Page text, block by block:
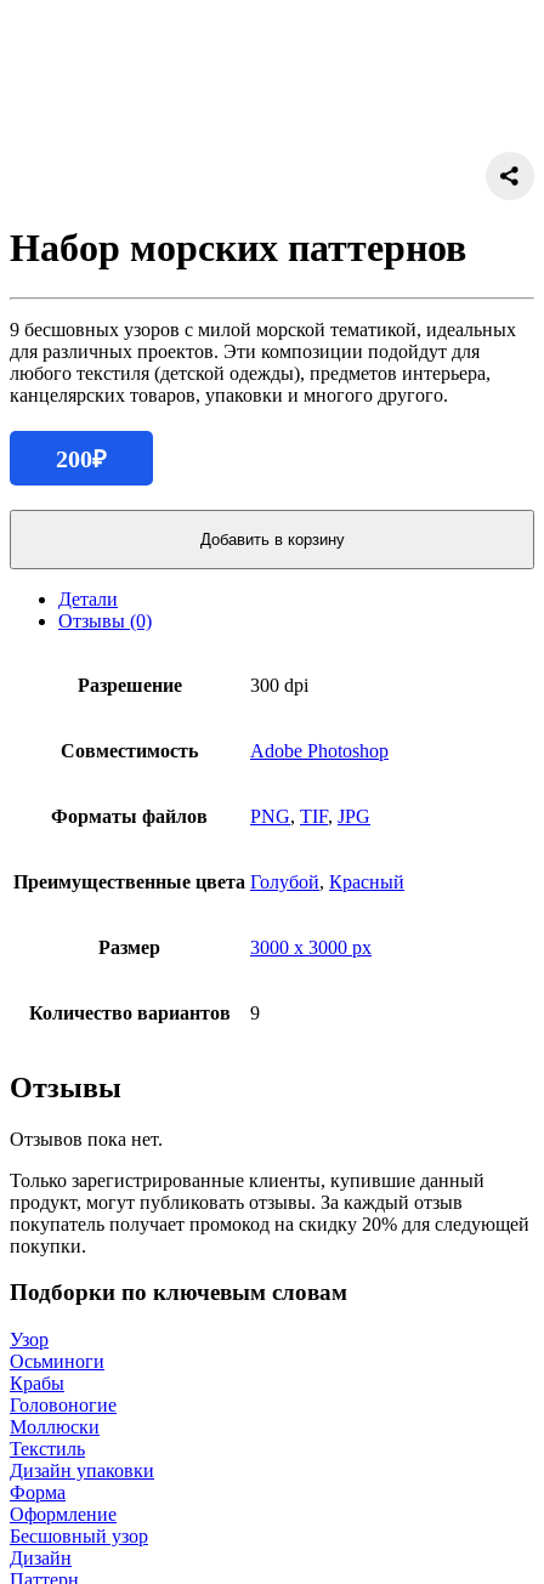
Набор морских паттернов
9 бесшовных узоров с милой морской тематикой, идеальных
для различных проектов. Эти композиции подойдут для
любого текстиля (детской одежды), предметов интерьера,
канцелярских товаров, упаковки и многого другого.
200₽
Количество
Набор
паттернов
Добавить в корзину
Детали
Отзывы (0)
Разрешение 300 dpi
Совместимость Adobe Photoshop
Форматы файлов PNG, TIF, JPG
Преимущественные цвета Голубой, Красный
Размер 3000 x 3000 px
Количество вариантов 9
Отзывы
Отзывов пока нет.
Только зарегистрированные клиенты, купившие данный
продукт, могут публиковать отзывы. За каждый отзыв
покупатель получает промокод на скидку 20% для следующей
покупки.
Подборки по ключевым словам
Узор
Осьминоги
Крабы
Головоногие
Моллюски
Текстиль
Дизайн упаковки
Форма
Оформление
Бесшовный узор
Дизайн
Паттерн